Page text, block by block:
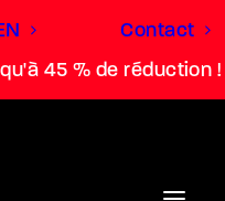
45 % de réduction !
Contact